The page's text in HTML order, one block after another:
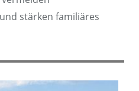
stärken familiäres